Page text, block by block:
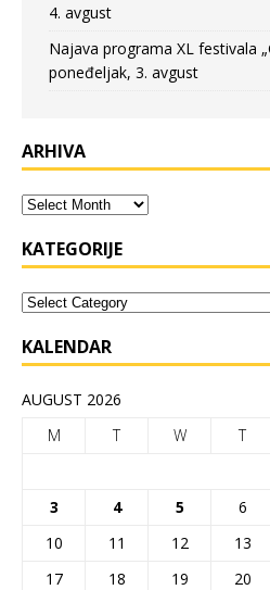
4. avgust
Najava programa XL festivala
poneđeljak, 3. avgust
ARHIVA
KATEGORIJE
KALENDAR
AUGUST 2026
M
T W T
3
4 5 6
10
11 12 13
17
18 19 20